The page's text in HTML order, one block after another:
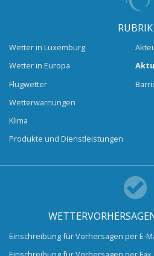
RUBRIK
Wetter in Luxemburg
Wetter in Europa
Flugwetter
Wetterwarnungen
Klima
Produkte und Dienstleistungen
Einschreibung für Vorhersagen per E-